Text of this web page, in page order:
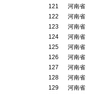
121
河南省
122
河南省
123
河南省
124
河南省
125
河南省
126
河南省
127
河南省
128
河南省
129
河南省